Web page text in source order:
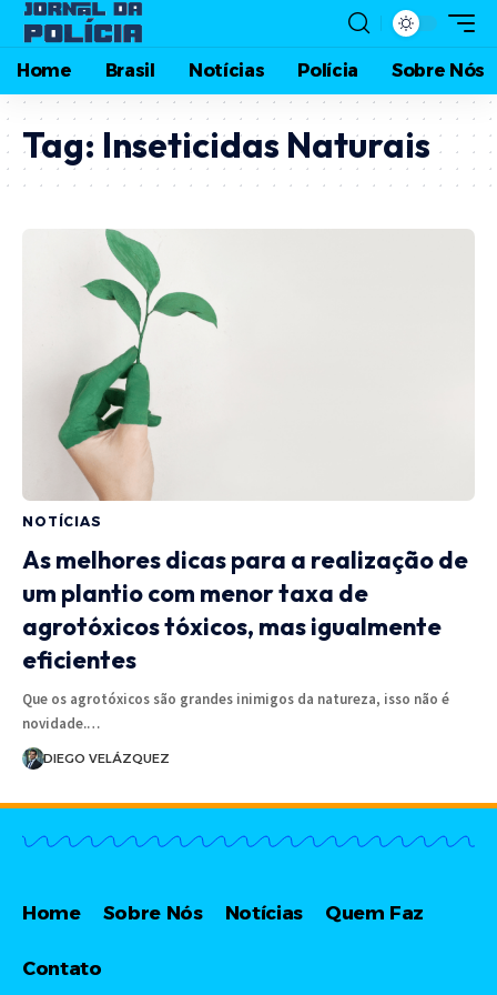
Home Brasil Notícias Polícia Sobre Nós
Tag: Inseticidas Naturais
NOTÍCIAS
As melhores dicas para a realização de
um plantio com menor taxa de
agrotóxicos tóxicos, mas igualmente
eficientes
Que os agrotóxicos são grandes inimigos da natureza, isso não é
novidade.…
DIEGO VELÁZQUEZ
Home Sobre Nós Notícias Quem Faz
Contato